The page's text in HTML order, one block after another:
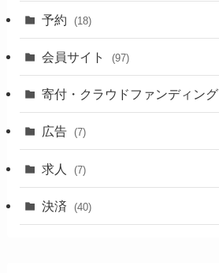
予約 (18)
会員サイト (97)
寄付・クラウドファンディング
広告 (7)
求人 (7)
決済 (40)